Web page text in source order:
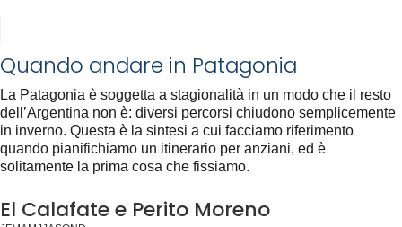
Quando andare in Patagonia
La Patagonia è soggetta a stagionalità in un modo che il resto
dell’Argentina non è: diversi percorsi chiudono semplicemente
in inverno. Questa è la sintesi a cui facciamo riferimento
quando pianifichiamo un itinerario per anziani, ed è
solitamente la prima cosa che fissiamo.
El Calafate e Perito Moreno